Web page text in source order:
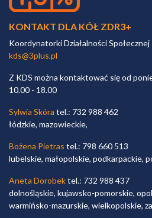
KONTAKT DLA KÓŁ ZDR3+
Koordynatorki Działalności Społecznej
kds@3plus.pl
Z KDS można kontaktować się od
10.00 - 18.00
Sylwia Skóra tel.: 732 988 462
łódzkie, mazowieckie,
Bożena Pietras tel.: 798 660 513
lubelskie, małopolskie, podkarpackie,
Aneta Dorobektel.: 732 988 437
dolnośląskie, kujawsko-pomorskie,
warmińsko-mazurskie, wielkopolskie,